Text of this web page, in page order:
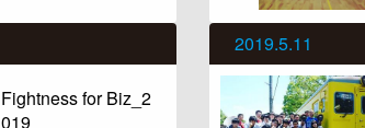
Fightness for Biz_2
019
2019.5.11